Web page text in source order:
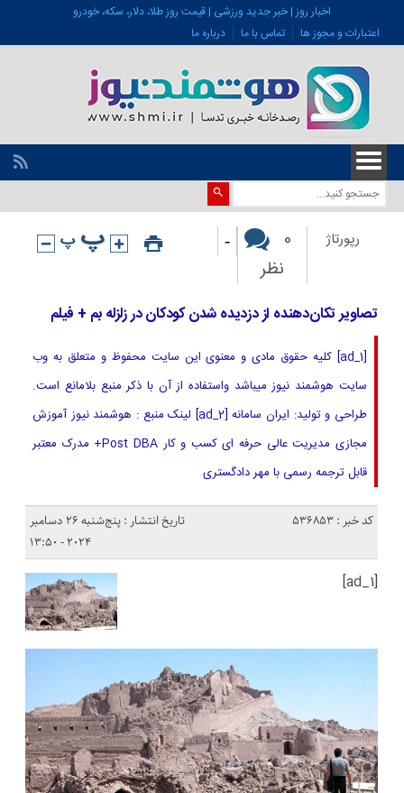
اخبار روز | خبر جدید ورزشی | قیمت روز طلا، دلار، سکه، خودرو
اعتبارات و مجوز ها
تماس با ما درباره ما
رپورتاژ
0
نظر
-
تصاویر تکان‌دهنده از دزدیده شدن کودکان در زلزله بم + فیلم
[ad_1] کلیه حقوق مادی و معنوی این سایت محفوظ و متعلق به وب
سایت هوشمند نیوز میباشد واستفاده از آن با ذکر منبع بلامانع است.
طراحی و تولید: ایران سامانه [ad_2] لینک منبع : هوشمند نیوز آموزش
مجازی مدیریت عالی حرفه ای کسب و کار Post DBA+ مدرک معتبر
قابل ترجمه رسمی با مهر دادگستری
کد خبر : 536853
تاریخ انتشار : پنج‌شنبه 26 دسامبر
2024 - 13:50
[ad_1]